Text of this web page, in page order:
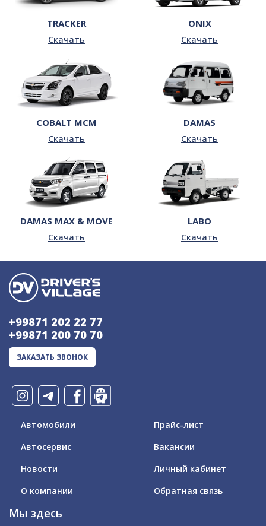
TRACKER
Скачать
ONIX
Скачать
COBALT MCM
Скачать
DAMAS
Скачать
DAMAS MAX & MOVE
Скачать
LABO
Скачать
+99871 202 22 77
+99871 200 70 70
ЗАКАЗАТЬ ЗВОНОК
Автомобили
Автосервис
Новости
О компании
Прайс-лист
Вакансии
Личный кабинет
Обратная связь
Мы здесь